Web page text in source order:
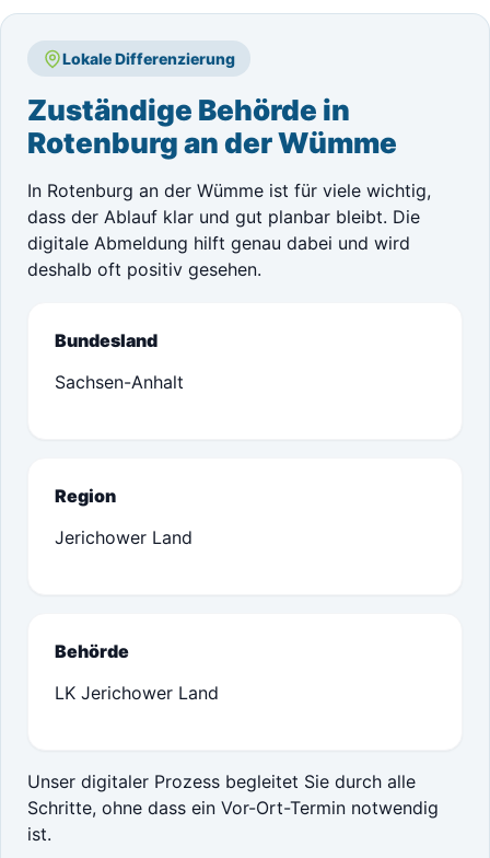
Lokale Differenzierung
Zuständige Behörde in
Rotenburg an der Wümme
In Rotenburg an der Wümme ist für viele wichtig,
dass der Ablauf klar und gut planbar bleibt. Die
digitale Abmeldung hilft genau dabei und wird
deshalb oft positiv gesehen.
Bundesland
Sachsen-Anhalt
Region
Jerichower Land
Behörde
LK Jerichower Land
Unser digitaler Prozess begleitet Sie durch alle
Schritte, ohne dass ein Vor-Ort-Termin notwendig
ist.